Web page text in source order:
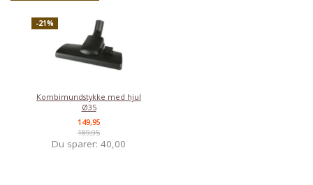
-21%
Kombimundstykke med hjul
Ø35
149,95
189,95
Du sparer: 40,00